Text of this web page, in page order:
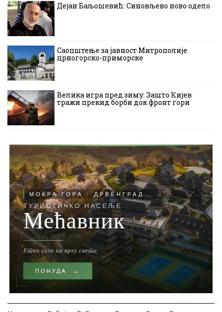
Дејан Баљошевић: Синовљево ново одело
Саопштење за јавност Митрополије
црногорско-приморске
Велика игра пред зиму: Зашто Кијев
тражи прекид борби док фронт гори